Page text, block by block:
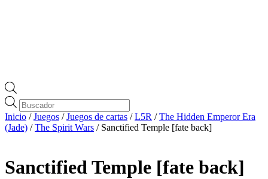
Búsqueda
de
productos
Inicio /Juegos /Juegos de cartas /L5R /The Hidden Emperor Era
(Jade) /The Spirit Wars / Sanctified Temple [fate back]
Sanctified Temple [fate back]